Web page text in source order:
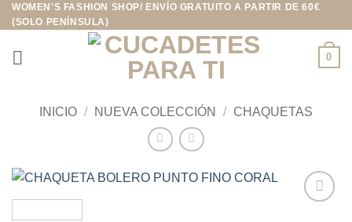
Saltar
al
contenido
WOMEN'S FASHION SHOP/ ENVÍO GRATUITO A PARTIR DE 60€
(SOLO PENÍNSULA)
0
INICIO / NUEVA COLECCIÓN / CHAQUETAS